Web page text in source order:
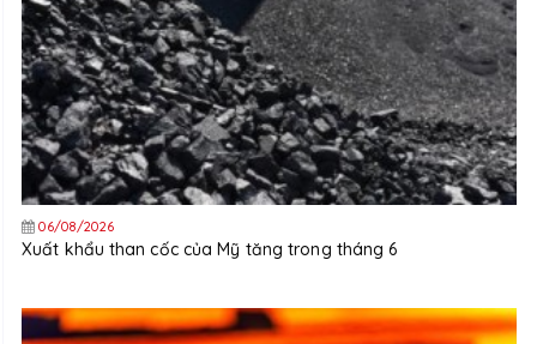
06/08/2026
Xuất khẩu than cốc của Mỹ tăng trong tháng 6